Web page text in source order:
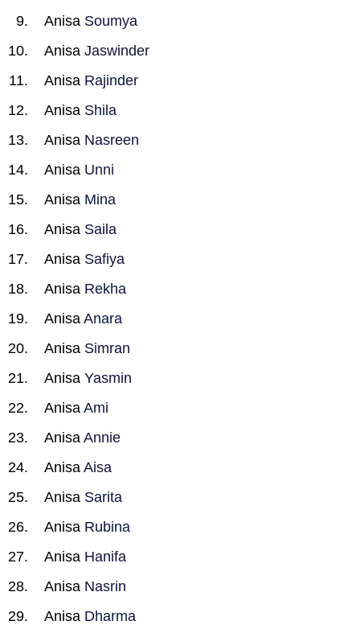
Anisa Soumya
Anisa Jaswinder
Anisa Rajinder
Anisa Shila
Anisa Nasreen
Anisa Unni
Anisa Mina
Anisa Saila
Anisa Safiya
Anisa Rekha
Anisa Anara
Anisa Simran
Anisa Yasmin
Anisa Ami
Anisa Annie
Anisa Aisa
Anisa Sarita
Anisa Rubina
Anisa Hanifa
Anisa Nasrin
Anisa Dharma